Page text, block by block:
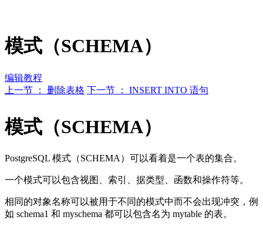
模式（SCHEMA）
编辑教程
上一节 ： 删除表格 下一节 ： INSERT INTO 语句
模式（SCHEMA）
PostgreSQL 模式（SCHEMA）可以看着是一个表的集合。
一个模式可以包含视图、索引、据类型、函数和操作符等。
相同的对象名称可以被用于不同的模式中而不会出现冲突，例
如 schema1 和 myschema 都可以包含名为 mytable 的表。